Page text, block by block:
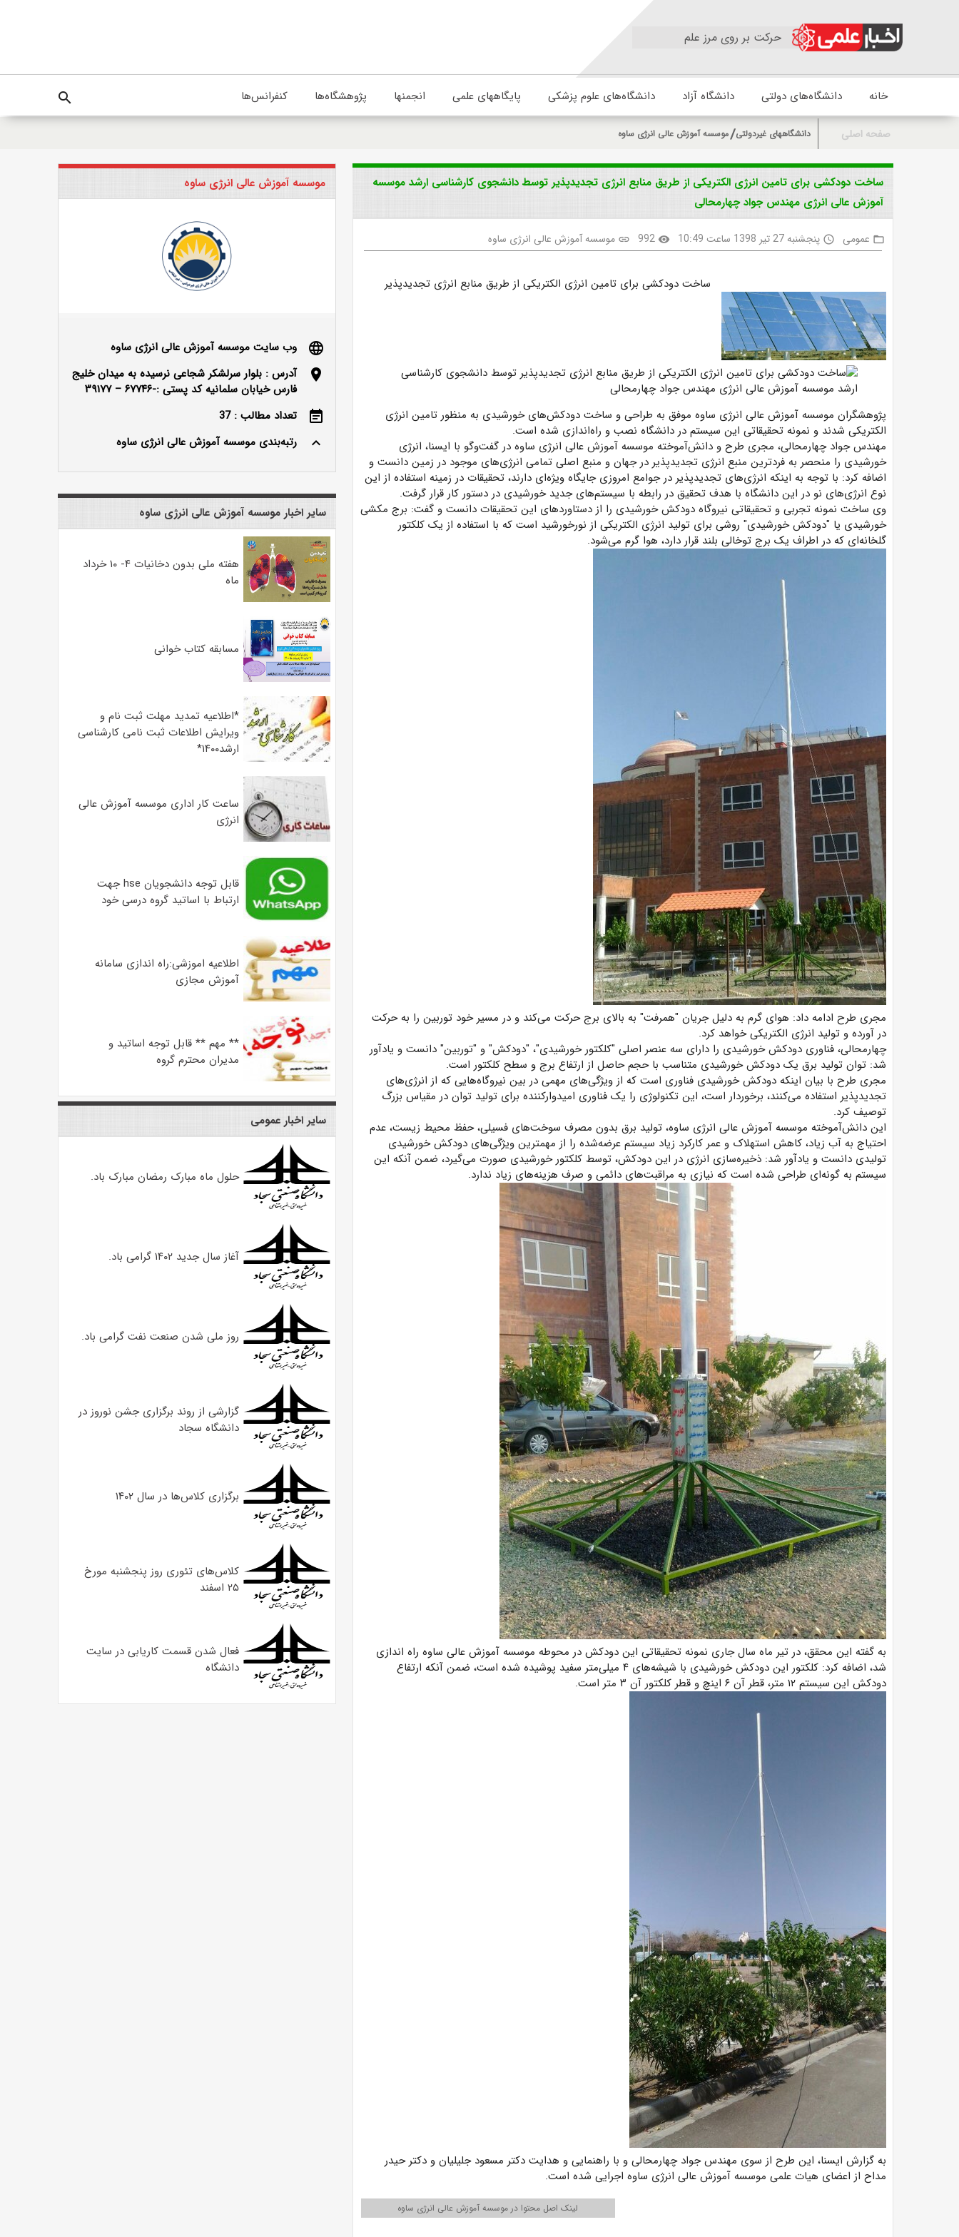
حرکت بر روی مرز علم
خانه دانشگاه‌های دولتی دانشگاه آزاد دانشگاه‌های علوم پزشکی پایگاههای علمی انجمنها پژوهشگاه‌ها کنفرانس‌ها search
صفحه اصلی دانشگاههای غیردولتی موسسه آموزش عالی انرژی ساوه
ساخت دودکشی برای تامین انرژی الکتریکی از طریق منابع انرژی تجدیدپذیر توسط دانشجوی کارشناسی ارشد موسسه
آموزش عالی انرژی مهندس جواد چهارمحالی
folder_open عمومی access_time پنجشنبه 27 تیر 1398 ساعت 10:49 visibility
992
link موسسه آموزش عالی انرژی ساوه
ساخت دودکشی برای تامین انرژی الکتریکی از طریق منابع انرژی تجدیدپذیر
پژوهشگران موسسه آموزش عالی انرژی ساوه موفق به طراحی و ساخت دودکش‌های خورشیدی به منظور تامین انرژی
الکتریکی شدند و نمونه تحقیقاتی این سیستم در دانشگاه نصب و راه‌اندازی شده است.
مهندس جواد چهارمحالی، مجری طرح و دانش‌آموخته موسسه آموزش عالی انرژی ساوه در گفت‌وگو با ایسنا، انرژی
خورشیدی را منحصر به فردترین منبع انرژی تجدیدپذیر در جهان و منبع اصلی تمامی انرژی‌های موجود در زمین دانست و
اضافه کرد: با توجه به اینکه انرژی‌های تجدیدپذیر در جوامع امروزی جایگاه ویژه‌ای دارند، تحقیقات در زمینه استفاده از این
نوع انرژی‌های نو در این دانشگاه با هدف تحقیق در رابطه با سیستم‌های جدید خورشیدی در دستور کار قرار گرفت.
وی ساخت نمونه تجربی و تحقیقاتی نیروگاه دودکش خورشیدی را از دستاوردهای این تحقیقات دانست و گفت: برج مکشی
خورشیدی یا "دودکش خورشیدی" روشی برای تولید انرژی الکتریکی از نورخورشید است که با استفاده از یک کلکتور
گلخانه‌ای که در اطراف یک برج توخالی بلند قرار دارد، هوا گرم می‌شود.
مجری طرح ادامه داد: هوای گرم به دلیل جریان "همرفت" به بالای برج حرکت می‌کند و در مسیر خود توربین را به حرکت
در آورده و تولید انرژی الکتریکی خواهد کرد.
چهارمحالی، فناوری دودکش خورشیدی را دارای سه عنصر اصلی "کلکتور خورشیدی"، "دودکش" و "توربین" دانست و یادآور
شد: توان تولید برق یک دودکش خورشیدی متناسب با حجم حاصل از ارتفاع برج و سطح کلکتور است.
مجری طرح با بیان اینکه دودکش خورشیدی فناوری است که از ویژگی‌های مهمی در بین نیروگاه‌هایی که از انرژی‌های
تجدیدپذیر استفاده می‌کنند، برخوردار است، این تکنولوژی را یک فناوری امیدوارکننده برای تولید توان در مقیاس بزرگ
توصیف کرد.
این دانش‌آموخته موسسه آموزش عالی انرژی ساوه، تولید برق بدون مصرف سوخت‌های فسیلی، حفظ محیط زیست، عدم
احتیاج به آب زیاد، کاهش استهلاک و عمر کارکرد زیاد سیستم عرضه‌شده را از مهمترین ویژگی‌های دودکش خورشیدی
تولیدی دانست و یادآور شد: ذخیره‌سازی انرژی در این دودکش، توسط کلکتور خورشیدی صورت می‌گیرد، ضمن آنکه این
سیستم به گونه‌ای طراحی شده است که نیازی به مراقبت‌های دائمی و صرف هزینه‌های زیاد ندارد.
به گفته این محقق، در تیر ماه سال جاری نمونه تحقیقاتی این دودکش در محوطه موسسه آموزش عالی ساوه راه اندازی
شد، اضافه کرد: کلکتور این دودکش خورشیدی با شیشه‌های ۴ میلی‌متر سفید پوشیده شده است، ضمن آنکه ارتفاع
دودکش این سیستم ۱۲ متر، قطر آن ۶ اینچ و قطر کلکتور آن ۳ متر است.
به گزارش ایسنا، این طرح از سوی مهندس جواد چهارمحالی و با راهنمایی و هدایت دکتر مسعود جلیلیان و دکتر حیدر
مداح از اعضای هیات علمی موسسه آموزش عالی انرژی ساوه اجرایی شده است.
لینک اصل محتوا در موسسه آموزش عالی انرژی ساوه
موسسه آموزش عالی انرژی ساوه
language
وب سایت موسسه آموزش عالی انرژی ساوه
location_on
آدرس : بلوار سرلشکر شجاعی نرسیده به میدان خلیج
فارس خیابان سلمانیه کد پستی :-۶۷۷۴۶ – ۳۹۱۷۷
event_note
تعداد مطالب : 37
keyboard_arrow_up
رتبه‌بندی موسسه آموزش عالی انرژی ساوه
سایر اخبار موسسه آموزش عالی انرژی ساوه
هفته ملی بدون دخانیات ۴- ۱۰ خرداد
ماه
مسابقه کتاب خوانی
*اطلاعیه تمدید مهلت ثبت نام و
ویرایش اطلاعات ثبت نامی کارشناسی
ارشد۱۴۰۰*
ساعت کار اداری موسسه آموزش عالی
انرژی
قابل توجه دانشجویان hse جهت
ارتباط با اساتید گروه درسی خود
اطلاعیه اموزشی:راه اندازی سامانه
آموزش مجازی
** مهم ** قابل توجه اساتید و
مدیران محترم گروه
سایر اخبار عمومی
حلول ماه مبارک رمضان مبارک باد.
آغاز سال جدید ۱۴۰۲ گرامی باد.
روز ملی شدن صنعت نفت گرامی باد.
گزارشی از روند برگزاری جشن نوروز در
دانشگاه سجاد
برگزاری کلاس‌ها در سال ۱۴۰۲
کلاس‌های تئوری روز پنجشنبه مورخ
۲۵ اسفند
فعال شدن قسمت کاریابی در سایت
دانشگاه